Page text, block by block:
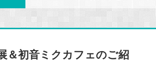
＆初音ミクカフェのご紹